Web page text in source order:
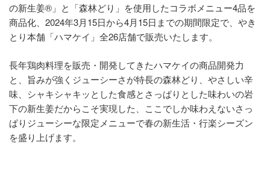
の新生姜®」と「森林どり」を使用したコラボメニュー4品を
商品化、2024年3月15日から4月15日までの期間限定で、やき
とり本舗「ハマケイ」全26店舗で販売いたします。
長年鶏肉料理を販売・開発してきたハマケイの商品開発力
と、旨みが強くジューシーさが特長の森林どり、やさしい辛
味、シャキシャキッとした食感とさっぱりとした味わいの岩
下の新生姜だからこそ実現した、ここでしか味わえないさっ
ぱりジューシーな限定メニューで春の新生活・行楽シーズン
を盛り上げます。